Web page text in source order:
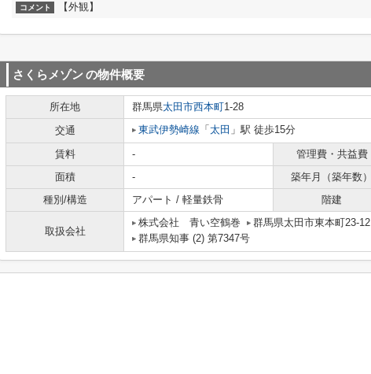
コメント 【外観】
さくらメゾンの物件概要
所在地 群馬県太田市西本町1-28
交通
東武伊勢崎線 「 太田 」駅 徒歩15分
賃料 - 管理費・共益費
面積
- 築年月（築年数）
種別/構造
アパート / 軽量鉄骨 階建
取扱会社
株式会社 青い空鶴巻 群馬県太田市東本町23-12
群馬県知事 (2) 第7347号